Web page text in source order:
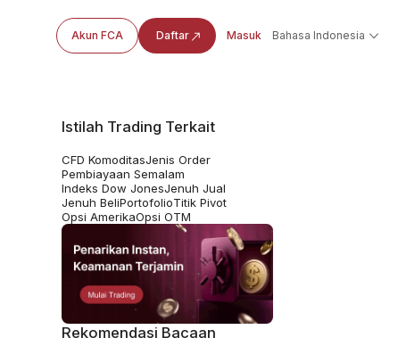
Akun FCA Daftar Masuk Bahasa Indonesia
Istilah Trading Terkait
CFD KomoditasJenis Order
Pembiayaan Semalam
Indeks Dow JonesJenuh Jual
Jenuh BeliPortofolioTitik Pivot
Opsi AmerikaOpsi OTM
Rekomendasi Bacaan